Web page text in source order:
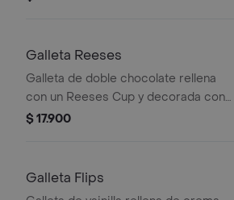
Galleta Reeses
Galleta de doble chocolate rellena
con un Reeses Cup y decorada con
más chocolate Reeses.
$ 17.900
Galleta Flips